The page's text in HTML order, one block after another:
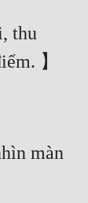
thu
】
màn